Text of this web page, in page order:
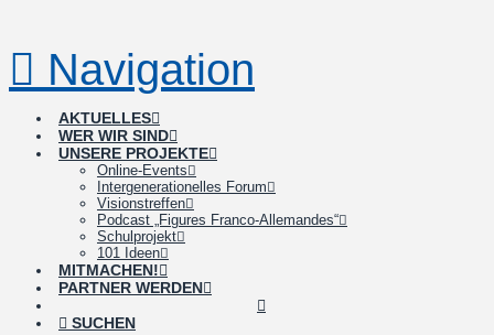
Navigation
AKTUELLES
WER WIR SIND
UNSERE PROJEKTE
Online-Events
Intergenerationelles Forum
Visionstreffen
Podcast „Figures Franco-Allemandes“
Schulprojekt
101 Ideen
MITMACHEN!
PARTNER WERDEN
SUCHEN